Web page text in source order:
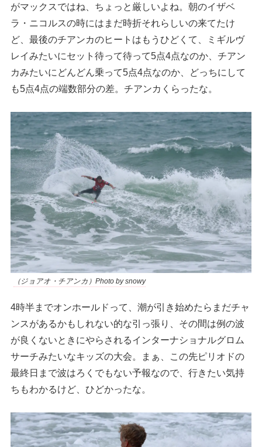
がマックスではね、ちょっと厳しいよね。朝のイザベ
ラ・ニコルスの時にはまだ時折それらしいの来てたけ
ど、最後のチアンカのヒートはもうひどくて、ミギルヴ
レイみたいにセット待って待って5点4点なのか、チアン
カみたいにどんどん乗って5点4点なのか、どっちにして
も5点4点の端数部分の差。チアンカくらったな。
（ジョアオ・チアンカ）Photo by snowy
4時半までオンホールドって、潮が引き始めたらまだチャ
ンスがあるかもしれない的な引っ張り、その間は例の波
が良くないときにやらされるインターナショナルグロム
サーチみたいなキッズの大会。まぁ、この先ピリオドの
最終日まで波はろくでもない予報なので、行きたい気持
ちもわかるけど、ひどかったな。